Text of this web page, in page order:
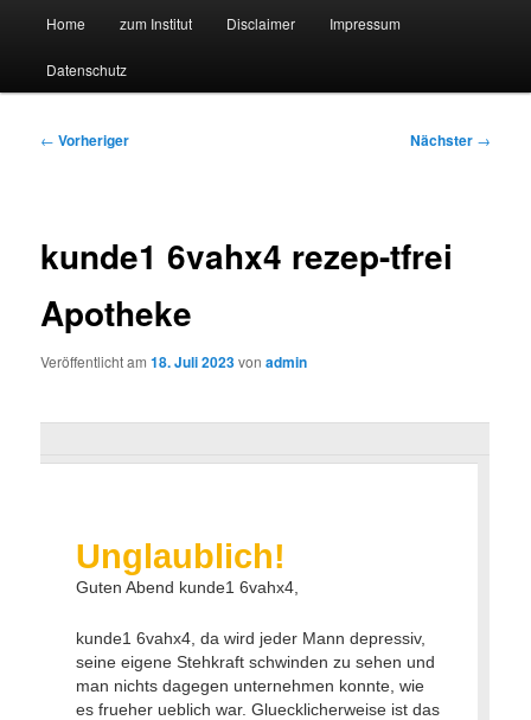
Suchmaschine Forschung und
Technologie
Zum
primären
Zum
sekundären
Home zum Institut Disclaimer Impressum
Datenschutz
Beitragsnavigation
← Vorheriger Nächster →
kunde1 6vahx4 rezep-tfrei
Apotheke
Veröffentlicht am18. Juli 2023vonadmin
Unglaublich!
Guten Abend kunde1 6vahx4,
kunde1 6vahx4, da wird jeder Mann depressiv,
seine eigene Stehkraft schwinden zu sehen und
man nichts dagegen unternehmen konnte, wie
es frueher ueblich war. Gluecklicherweise ist das